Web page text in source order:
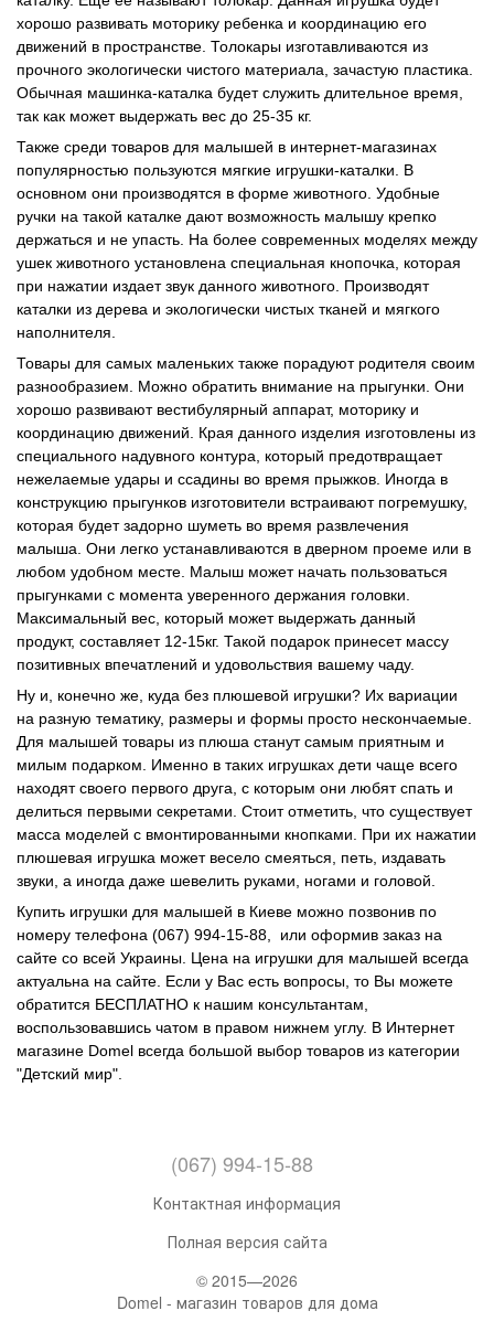
хорошо развивать моторику ребенка и координацию его
движений в пространстве. Толокары изготавливаются из
прочного экологически чистого материала, зачастую пластика.
Обычная машинка-каталка будет служить длительное время,
так как может выдержать вес до 25-35 кг.
Также среди товаров для малышей в интернет-магазинах
популярностью пользуются мягкие игрушки-каталки. В
основном они производятся в форме животного. Удобные
ручки на такой каталке дают возможность малышу крепко
держаться и не упасть. На более современных моделях между
ушек животного установлена специальная кнопочка, которая
при нажатии издает звук данного животного. Производят
каталки из дерева и экологически чистых тканей и мягкого
наполнителя.
Товары для самых маленьких также порадуют родителя своим
разнообразием. Можно обратить внимание на прыгунки. Они
хорошо развивают вестибулярный аппарат, моторику и
координацию движений. Края данного изделия изготовлены из
специального надувного контура, который предотвращает
нежелаемые удары и ссадины во время прыжков. Иногда в
конструкцию прыгунков изготовители встраивают погремушку,
которая будет задорно шуметь во время развлечения
малыша. Они легко устанавливаются в дверном проеме или в
любом удобном месте. Малыш может начать пользоваться
прыгунками с момента уверенного держания головки.
Максимальный вес, который может выдержать данный
продукт, составляет 12-15кг. Такой подарок принесет массу
позитивных впечатлений и удовольствия вашему чаду.
Ну и, конечно же, куда без плюшевой игрушки? Их вариации
на разную тематику, размеры и формы просто нескончаемые.
Для малышей товары из плюша станут самым приятным и
милым подарком. Именно в таких игрушках дети чаще всего
находят своего первого друга, с которым они любят спать и
делиться первыми секретами. Стоит отметить, что существует
масса моделей с вмонтированными кнопками. При их нажатии
плюшевая игрушка может весело смеяться, петь, издавать
звуки, а иногда даже шевелить руками, ногами и головой.
Купить игрушки для малышей в Киеве можно позвонив по
номеру телефона (067) 994-15-88, или оформив заказ на
сайте со всей Украины. Цена на игрушки для малышей всегда
актуальна на сайте. Если у Вас есть вопросы, то Вы можете
обратится БЕСПЛАТНО к нашим консультантам,
воспользовавшись чатом в правом нижнем углу. В Интернет
магазине Domel всегда большой выбор товаров из категории
"Детский мир".
(067) 994-15-88
Контактная информация
Полная версия сайта
© 2015—2026
Domel - магазин товаров для дома